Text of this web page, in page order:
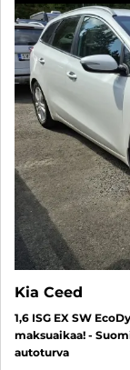
Kia Ceed
1,6 ISG EX SW
maksuaikaa! -
autoturva